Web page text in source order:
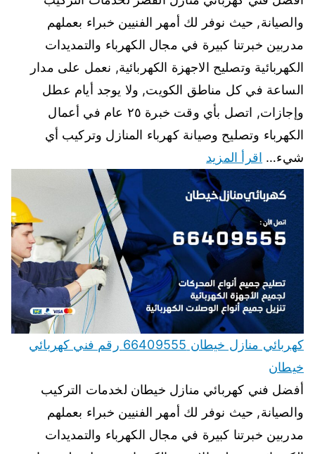
والصيانة, حيث نوفر لك أمهر الفنيين خبراء بعملهم
مدربين خبرتنا كبيرة في مجال الكهرباء والتمديدات
الكهربائية وتصليح الاجهزة الكهربائية, نعمل على مدار
الساعة في كل مناطق الكويت, ولا يوجد أيام عطل
وإجازات, اتصل بأي وقت خبرة ٢٥ عام في أعمال
الكهرباء وتصليح وصيانة كهرباء المنازل وتركيب أي
شيء… اقرأ المزيد
كهربائي منازل خيطان 66409555 رقم فني كهربائي
خيطان
أفضل فني كهربائي منازل خيطان لخدمات التركيب
والصيانة, حيث نوفر لك أمهر الفنيين خبراء بعملهم
مدربين خبرتنا كبيرة في مجال الكهرباء والتمديدات